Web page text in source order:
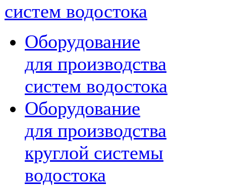
систем водостока
Оборудование
для производства
систем водостока
Оборудование
для производства
круглой системы
водостока